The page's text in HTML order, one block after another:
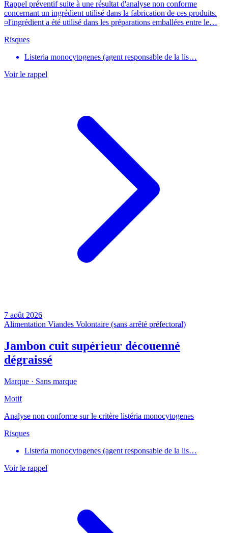
Rappel préventif suite à une résultat d'analyse non conforme
concernant un ingrédient utilisé dans la fabrication de ces produits.
¤l'ingrédient a été utilisé dans les préparations emballées entre le…
Risques
Listeria monocytogenes (agent responsable de la lis…
Voir le rappel
7 août 2026
Alimentation Viandes Volontaire (sans arrêté préfectoral)
Jambon cuit supérieur découenné
dégraissé
Marque · Sans marque
Motif
Analyse non conforme sur le critère listéria monocytogenes
Risques
Listeria monocytogenes (agent responsable de la lis…
Voir le rappel